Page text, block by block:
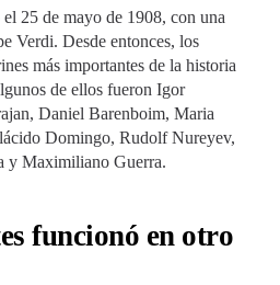
25 de mayo de 1908, con una
Verdi. Desde entonces, los
más importantes de la historia
de ellos fueron Igor
Daniel Barenboim, Maria
Domingo, Rudolf Nureyev,
y Maximiliano Guerra.
funcionó en otro